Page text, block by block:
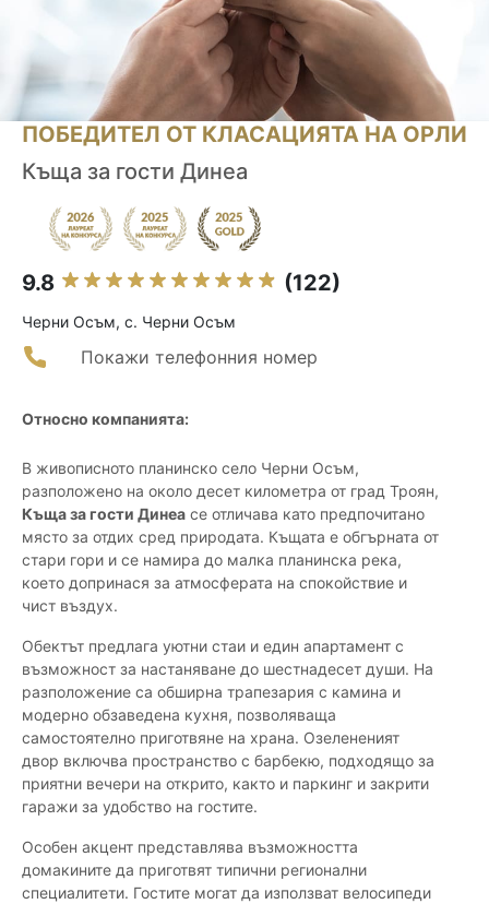
ПОБЕДИТЕЛ ОТ КЛАСАЦИЯТА НА ОРЛИ
Къща за гости Динеа
9.8 (122)
Черни Осъм, с. Черни Осъм
Покажи телефонния номер
Относно компанията:
В живописното планинско село Черни Осъм,
разположено на около десет километра от град Троян,
Къща за гости Динеа се отличава като предпочитано
място за отдих сред природата. Къщата е обгърната от
стари гори и се намира до малка планинска река,
което допринася за атмосферата на спокойствие и
чист въздух.
Обектът предлага уютни стаи и един апартамент с
възможност за настаняване до шестнадесет души. На
разположение са обширна трапезария с камина и
модерно обзаведена кухня, позволяваща
самостоятелно приготвяне на храна. Озелененият
двор включва пространство с барбекю, подходящо за
приятни вечери на открито, както и паркинг и закрити
гаражи за удобство на гостите.
Особен акцент представлява възможността
домакините да приготвят типични регионални
специалитети. Гостите могат да използват велосипеди